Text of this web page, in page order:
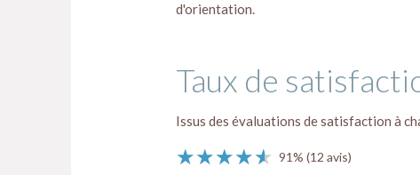
d'orientation.
Taux de
Issus des évaluations de satisfaction à
★★★★★
★★★★★ 91% (12 avis)